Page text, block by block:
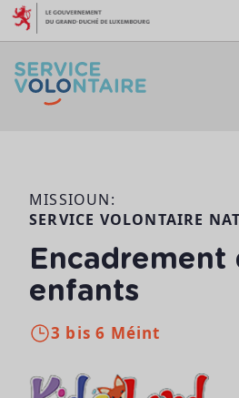
Skip to content
MISSIOUN:
SERVICE VOLONTAIRE
Encadrement
enfants
3 bis 6 Méint